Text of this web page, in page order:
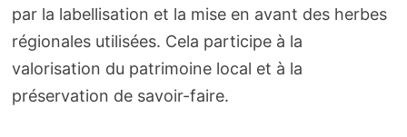
par la labellisation et la mise en avant des herbes
régionales utilisées. Cela participe à la
valorisation du patrimoine local et à la
préservation de savoir-faire.